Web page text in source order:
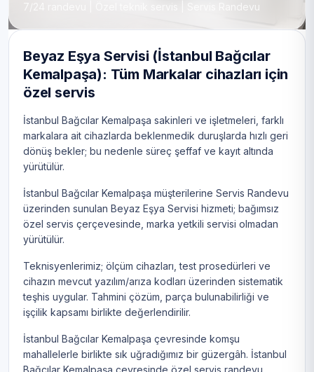
7/24 randevu | Özel teknik servis | Servis Randevu
Beyaz Eşya Servisi (İstanbul Bağcılar
Kemalpaşa): Tüm Markalar cihazları için
özel servis
İstanbul Bağcılar Kemalpaşa sakinleri ve işletmeleri, farklı
markalara ait cihazlarda beklenmedik duruşlarda hızlı geri
dönüş bekler; bu nedenle süreç şeffaf ve kayıt altında
yürütülür.
İstanbul Bağcılar Kemalpaşa müşterilerine Servis Randevu
üzerinden sunulan Beyaz Eşya Servisi hizmeti; bağımsız
özel servis çerçevesinde, marka yetkili servisi olmadan
yürütülür.
Teknisyenlerimiz; ölçüm cihazları, test prosedürleri ve
cihazın mevcut yazılım/arıza kodları üzerinden sistematik
teşhis uygular. Tahmini çözüm, parça bulunabilirliği ve
işçilik kapsamı birlikte değerlendirilir.
İstanbul Bağcılar Kemalpaşa çevresinde komşu
mahallelerle birlikte sık uğradığımız bir güzergâh. İstanbul